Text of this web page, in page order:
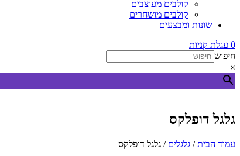
קולבים מעוצבים
קולבים מושחרים
שונות ומבצעים
0 עגלת קניות
חיפוש
×
גלגל דופלקס
עמוד הבית/ גלגלים / גלגל דופלקס